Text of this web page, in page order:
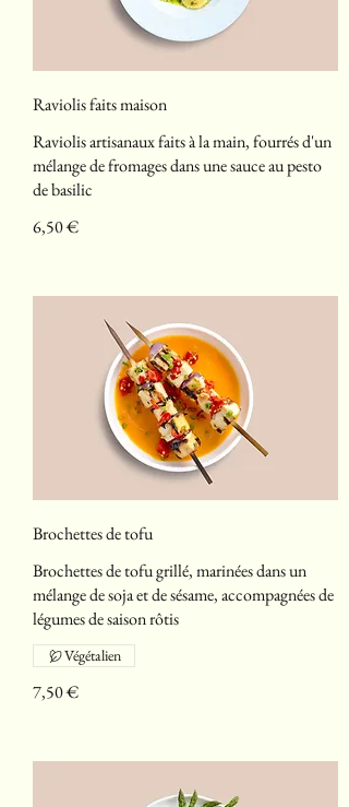
Raviolis faits maison
Raviolis artisanaux faits à la main, fourrés d'un
mélange de fromages dans une sauce au pesto
de basilic
6,50 €
Brochettes de tofu
Brochettes de tofu grillé, marinées dans un
mélange de soja et de sésame, accompagnées de
légumes de saison rôtis
7,50 €
Végétalien